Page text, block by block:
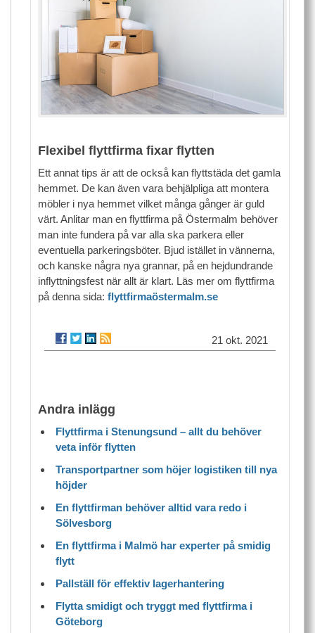
Flexibel flyttfirma fixar flytten
Ett annat tips är att de också kan flyttstäda det gamla
hemmet. De kan även vara behjälpliga att montera
möbler i nya hemmet vilket många gånger är guld
värt. Anlitar man en flyttfirma på Östermalm behöver
man inte fundera på var alla ska parkera eller
eventuella parkeringsböter. Bjud istället in vännerna,
och kanske några nya grannar, på en hejdundrande
inflyttningsfest när allt är klart. Läs mer om flyttfirma
på denna sida:flyttfirmaöstermalm.se
21 okt. 2021
Andra inlägg
Flyttfirma i Stenungsund – allt du behöver
veta inför flytten
Transportpartner som höjer logistiken till nya
höjder
En flyttfirman behöver alltid vara redo i
Sölvesborg
En flyttfirma i Malmö har experter på smidig
flytt
Pallställ för effektiv lagerhantering
Flytta smidigt och tryggt med flyttfirma i
Göteborg